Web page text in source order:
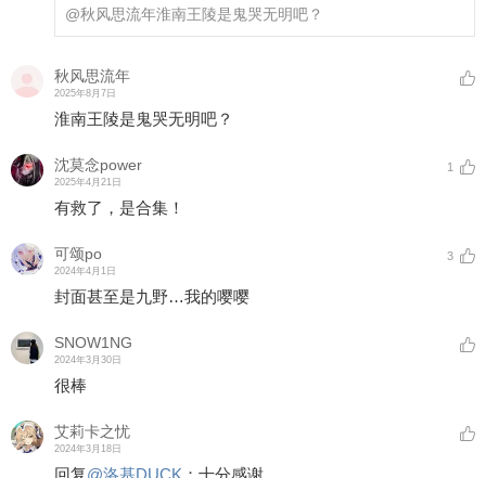
@秋风思流年淮南王陵是鬼哭无明吧？
秋风思流年
2025年8月7日
淮南王陵是鬼哭无明吧？
沈莫念power
2025年4月21日
1
有救了，是合集！
可颂po
2024年4月1日
3
封面甚至是九野…我的嘤嘤
SNOW1NG
2024年3月30日
很棒
艾莉卡之忧
2024年3月18日
回复@洛基DUCK ： 十分感谢